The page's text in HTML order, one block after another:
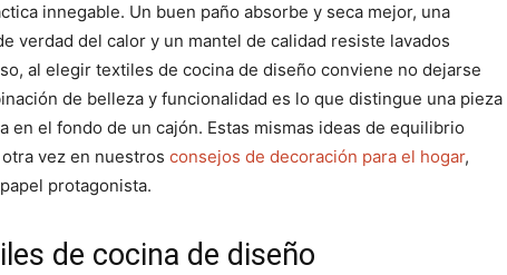
innegable. Un buen paño absorbe y seca mejor, una
verdad del calor y un mantel de calidad resiste lavados
al elegir textiles de cocina de diseño conviene no dejarse
de belleza y funcionalidad es lo que distingue una pieza
en el fondo de un cajón. Estas mismas ideas de equilibrio
vez en nuestros consejos de decoración para el hogar,
protagonista.
de cocina de diseño